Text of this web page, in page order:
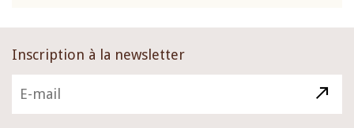
Inscription à la newsletter